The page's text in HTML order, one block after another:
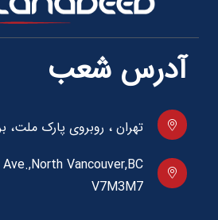
آدرس شعب
تهران ، روبروی پارک ملت،
Vancouver,BC
V7M3M7